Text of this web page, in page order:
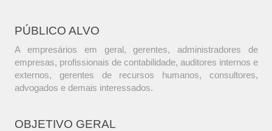
PÚBLICO ALVO
A empresários em geral, gerentes, administradores de
empresas, profissionais de contabilidade, auditores internos e
externos, gerentes de recursos humanos, consultores,
advogados e demais interessados.
OBJETIVO GERAL